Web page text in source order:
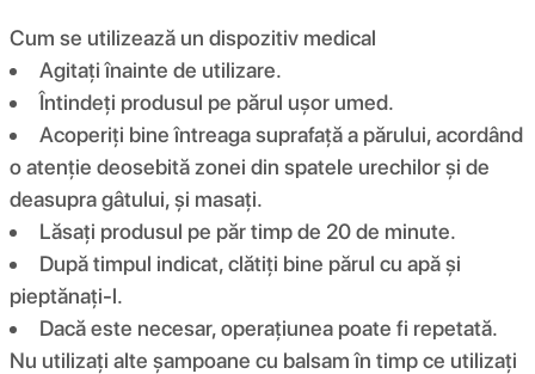
Cum se utilizează un dispozitiv medical
Agitați înainte de utilizare.
Întindeți produsul pe părul ușor umed.
Acoperiți bine întreaga suprafață a părului, acordând
o atenție deosebită zonei din spatele urechilor și de
deasupra gâtului, și masați.
Lăsați produsul pe păr timp de 20 de minute.
După timpul indicat, clătiți bine părul cu apă și
pieptănați-l.
Dacă este necesar, operațiunea poate fi repetată.
Nu utilizați alte șampoane cu balsam în timp ce utilizați